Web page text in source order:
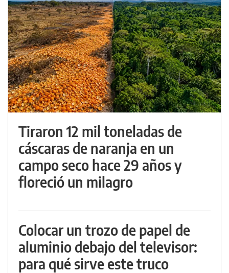
Tiraron 12 mil toneladas de
cáscaras de naranja en un
campo seco hace 29 años y
floreció un milagro
Colocar un trozo de papel de
aluminio debajo del televisor:
para qué sirve este truco